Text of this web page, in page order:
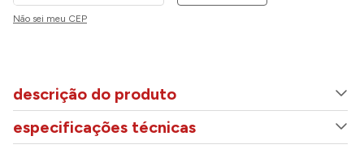
Não sei meu CEP
descrição do produto
especificações técnicas